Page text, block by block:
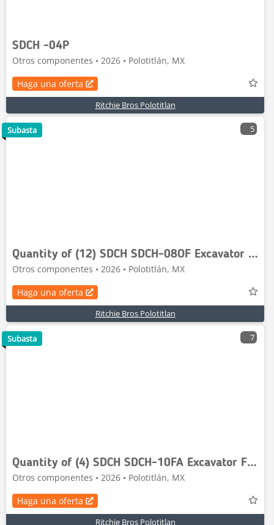
SDCH -04P
Otros componentes • 2026 • Polotitlán, MX
Haga una oferta
Ritchie Bros Polotitlan
5
Quantity of (12) SDCH SDCH-08OF Excavator Oil Fil
Otros componentes • 2026 • Polotitlán, MX
Haga una oferta
Ritchie Bros Polotitlan
Subasta
7
Quantity of (4) SDCH SDCH-10FA Excavator Filter a
Otros componentes • 2026 • Polotitlán, MX
Haga una oferta
Ritchie Bros Polotitlan
Subasta